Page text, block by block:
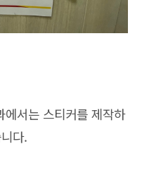
에서는 스티커를 제작하
다.